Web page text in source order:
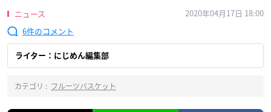
ニュース
2020年04月17日 18:00
6
ライター：にじめん編集部
カテゴリ : フルーツバスケット